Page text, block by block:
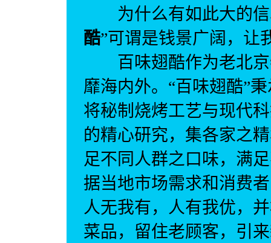
为什么有如此大的信
酷”可谓是钱景广阔，让
百味翅酷作为老北京
靡海内外。“百味翅酷”
将秘制烧烤工艺与现代
的精心研究，集各家之
足不同人群之口味，满
据当地市场需求和消费
人无我有，人有我优，
菜品，留住老顾客，引